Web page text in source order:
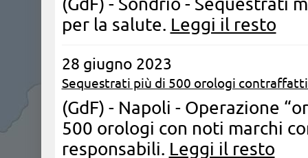
per la salute. Leggi il resto
28 giugno 2023
Sequestrati più di 500 orologi
(GdF) - Napoli - Operazione
500 orologi con noti marchi
responsabili. Leggi il resto